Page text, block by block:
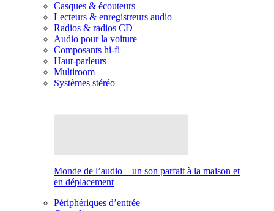
Casques & écouteurs
Lecteurs & enregistreurs audio
Radios & radios CD
Audio pour la voiture
Composants hi-fi
Haut-parleurs
Multiroom
Systèmes stéréo
Monde de l’audio – un son parfait à la maison et
en déplacement
Périphériques d’entrée